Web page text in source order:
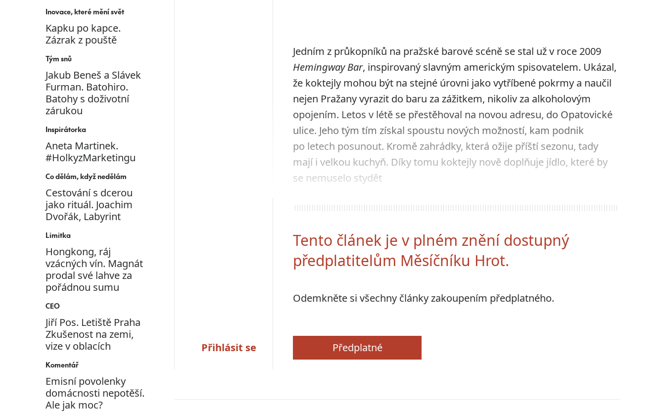
Inovace, které mění svět
Kapku po kapce.
Zázrak z pouště
Tým snů
Jakub Beneš a Slávek
Furman. Batohiro.
Batohy s doživotní
zárukou
Inspirátorka
Aneta Martinek.
#HolkyzMarketingu
Co dělám, když nedělám
Cestování s dcerou
jako rituál. Joachim
Dvořák, Labyrint
Limitka
Hongkong, ráj
vzácných vín. Magnát
prodal své lahve za
pořádnou sumu
CEO
Jiří Pos. Letiště Praha
Zkušenost na zemi,
vize v oblacích
Komentář
Emisní povolenky
domácnosti nepotěší.
Ale jak moc?
Jedním z průkopníků na pražské barové scéně se stal už v roce 2009
Hemingway Bar, inspirovaný slavným americkým spisovatelem. Ukázal,
že koktejly mohou být na stejné úrovni jako vytříbené pokrmy a naučil
nejen Pražany vyrazit do baru za zážitkem, nikoliv za alkoholovým
opojením. Letos v létě se přestěhoval na novou adresu, do Opatovické
ulice. Jeho tým tím získal spoustu nových možností, kam podnik
po letech posunout. Kromě zahrádky, která ožije příští sezonu, tady
mají i velkou kuchyň. Díky tomu koktejly nově doplňuje jídlo, které by
se nemuselo stydět
Tento článek je v plném znění dostupný
předplatitelům Měsíčníku Hrot.
Odemkněte si všechny články zakoupením předplatného.
Předplatné
Přihlásit se